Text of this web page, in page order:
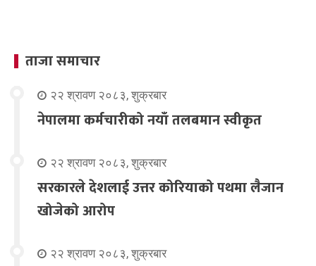
ताजा समाचार
२२ श्रावण २०८३, शुक्रबार
नेपालमा कर्मचारीको नयाँ तलबमान स्वीकृत
२२ श्रावण २०८३, शुक्रबार
सरकारले देशलाई उत्तर कोरियाको पथमा लैजान
खोजेको आरोप
२२ श्रावण २०८३, शुक्रबार